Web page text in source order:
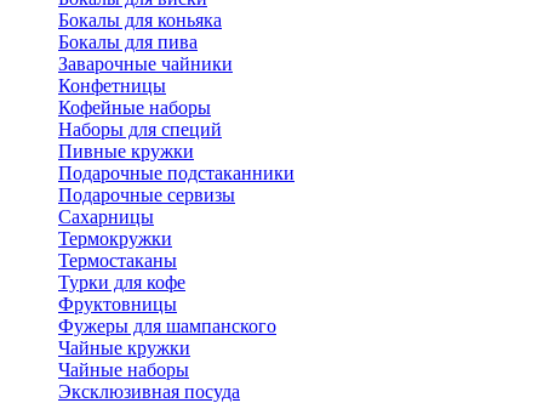
Бокалы для коньяка
Бокалы для пива
Заварочные чайники
Конфетницы
Кофейные наборы
Наборы для специй
Пивные кружки
Подарочные подстаканники
Подарочные сервизы
Сахарницы
Термокружки
Термостаканы
Турки для кофе
Фруктовницы
Фужеры для шампанского
Чайные кружки
Чайные наборы
Эксклюзивная посуда